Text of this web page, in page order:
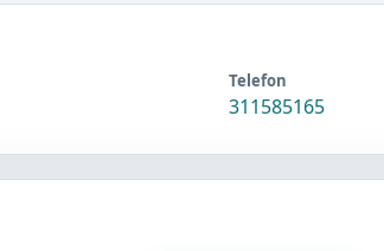
Telefon
311585165